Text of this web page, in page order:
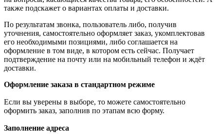
также подскажет о вариантах оплаты и доставки.
По результатам звонка, пользователь либо, получив
уточнения, самостоятельно оформляет заказ, укомплектовав
его необходимыми позициями, либо соглашается на
оформление в том виде, в котором есть сейчас. Получает
подтверждение на почту или на мобильный телефон и ждёт
доставки.
Оформление заказа в стандартном режиме
Если вы уверены в выборе, то можете самостоятельно
оформить заказ, заполнив по этапам всю форму.
Заполнение адреса